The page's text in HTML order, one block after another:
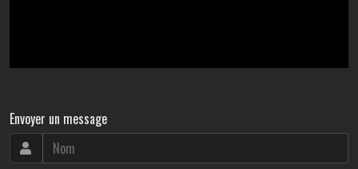
Envoyer un message